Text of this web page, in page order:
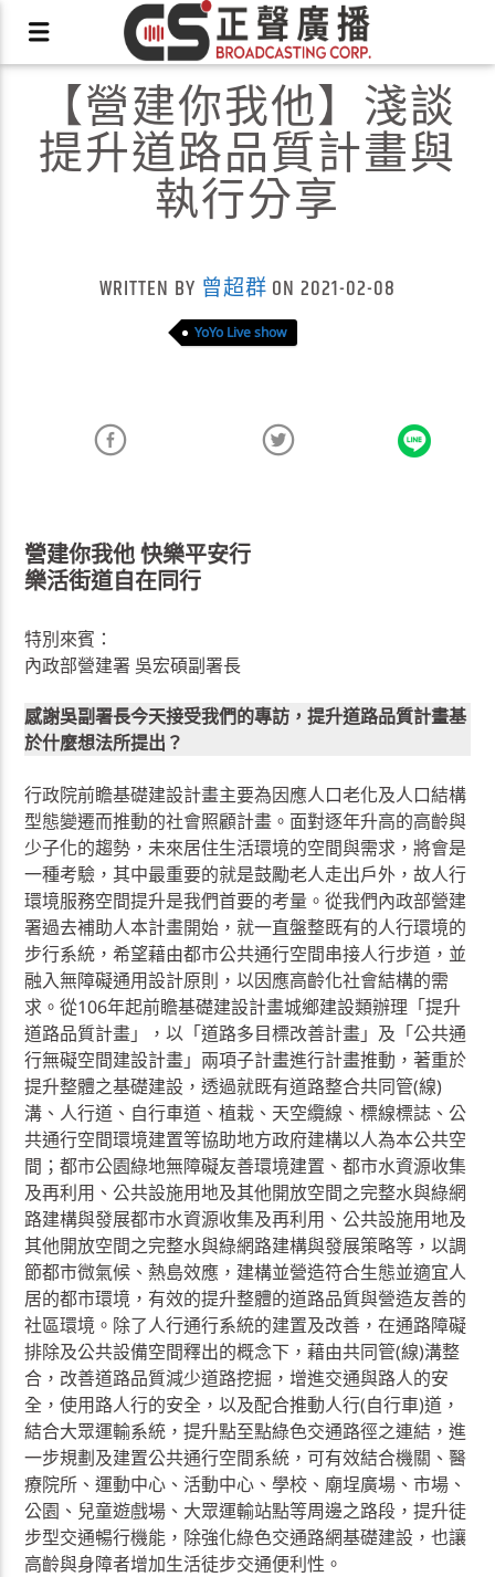
【營建你我他】淺談
提升道路品質計畫與
執行分享
WRITTEN BY 曾超群 ON 2021-02-08
YoYo Live show
營建你我他 快樂平安行
樂活街道自在同行
特別來賓：
內政部營建署 吳宏碩副署長
感謝吳副署長今天接受我們的專訪，提升道路品質計畫基
於什麼想法所提出？
行政院前瞻基礎建設計畫主要為因應人口老化及人口結構
型態變遷而推動的社會照顧計畫。面對逐年升高的高齡與
少子化的趨勢，未來居住生活環境的空間與需求，將會是
一種考驗，其中最重要的就是鼓勵老人走出戶外，故人行
環境服務空間提升是我們首要的考量。從我們內政部營建
署過去補助人本計畫開始，就一直盤整既有的人行環境的
步行系統，希望藉由都市公共通行空間串接人行步道，並
融入無障礙通用設計原則，以因應高齡化社會結構的需
求。從106年起前瞻基礎建設計畫城鄉建設類辦理「提升
道路品質計畫」，以「道路多目標改善計畫」及「公共通
行無礙空間建設計畫」兩項子計畫進行計畫推動，著重於
提升整體之基礎建設，透過就既有道路整合共同管(線)
溝、人行道、自行車道、植栽、天空纜線、標線標誌、公
共通行空間環境建置等協助地方政府建構以人為本公共空
間；都市公園綠地無障礙友善環境建置、都市水資源收集
及再利用、公共設施用地及其他開放空間之完整水與綠網
路建構與發展都市水資源收集及再利用、公共設施用地及
其他開放空間之完整水與綠網路建構與發展策略等，以調
節都市微氣候、熱島效應，建構並營造符合生態並適宜人
居的都市環境，有效的提升整體的道路品質與營造友善的
社區環境。除了人行通行系統的建置及改善，在通路障礙
排除及公共設備空間釋出的概念下，藉由共同管(線)溝整
合，改善道路品質減少道路挖掘，增進交通與路人的安
全，使用路人行的安全，以及配合推動人行(自行車)道，
結合大眾運輸系統，提升點至點綠色交通路徑之連結，進
一步規劃及建置公共通行空間系統，可有效結合機關、醫
療院所、運動中心、活動中心、學校、廟埕廣場、市場、
公園、兒童遊戲場、大眾運輸站點等周邊之路段，提升徒
步型交通暢行機能，除強化綠色交通路網基礎建設，也讓
高齡與身障者增加生活徒步交通便利性。